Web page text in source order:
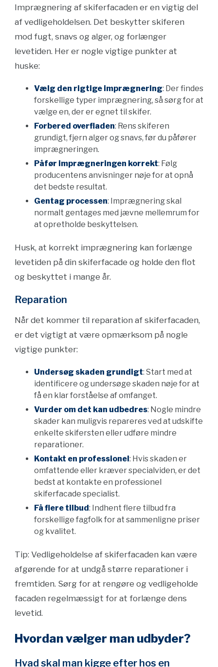
Imprægnering af skiferfacaden er en vigtig del
af vedligeholdelsen. Det beskytter skiferen
mod fugt, snavs og alger, og forlænger
levetiden. Her er nogle vigtige punkter at
huske:
Vælg den rigtige imprægnering: Der findes
forskellige typer imprægnering, så sørg for at
vælge en, der er egnet til skifer.
Forbered overfladen: Rens skiferen
grundigt, fjern alger og snavs, før du påfører
imprægneringen.
Påfør imprægneringen korrekt: Følg
producentens anvisninger nøje for at opnå
det bedste resultat.
Gentag processen: Imprægnering skal
normalt gentages med jævne mellemrum for
at opretholde beskyttelsen.
Husk, at korrekt imprægnering kan forlænge
levetiden på din skiferfacade og holde den flot
og beskyttet i mange år.
Reparation
Når det kommer til reparation af skiferfacaden,
er det vigtigt at være opmærksom på nogle
vigtige punkter:
Undersøg skaden grundigt: Start med at
identificere og undersøge skaden nøje for at
få en klar forståelse af omfanget.
Vurder om det kan udbedres: Nogle mindre
skader kan muligvis repareres ved at udskifte
enkelte skifersten eller udføre mindre
reparationer.
Kontakt en professionel: Hvis skaden er
omfattende eller kræver specialviden, er det
bedst at kontakte en professionel
skiferfacade specialist.
Få flere tilbud: Indhent flere tilbud fra
forskellige fagfolk for at sammenligne priser
og kvalitet.
Tip: Vedligeholdelse af skiferfacaden kan være
afgørende for at undgå større reparationer i
fremtiden. Sørg for at rengøre og vedligeholde
facaden regelmæssigt for at forlænge dens
levetid.
Hvordan vælger man udbyder?
Hvad skal man kigge efter hos en